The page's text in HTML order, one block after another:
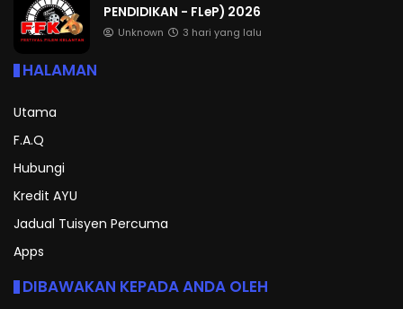
PENDIDIKAN - FLeP) 2026
Unknown 3 hari yang lalu
HALAMAN
Utama
F.A.Q
Hubungi
Kredit AYU
Jadual Tuisyen Percuma
Apps
DIBAWAKAN KEPADA ANDA OLEH